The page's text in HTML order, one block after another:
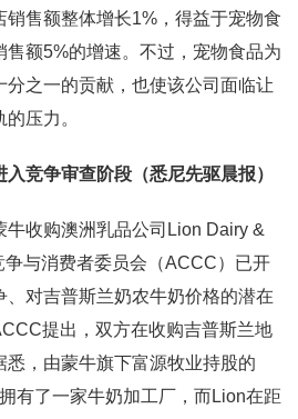
销售额整体增长1%，得益于宠物食
额5%的增速。不过，宠物食品为
分之一的贡献，也使该公司面临让
压力。
竞争审查阶段（悉尼先驱晨报）
牛收购澳洲乳品公司Lion Dairy &
与消费者委员会（ACCC）已开
对吉普斯兰奶农牛奶价格的潜在
提出，双方在收购吉普斯兰地
悉，由蒙牛旗下富源牧业持股的
有了一家牛奶加工厂，而Lion在距